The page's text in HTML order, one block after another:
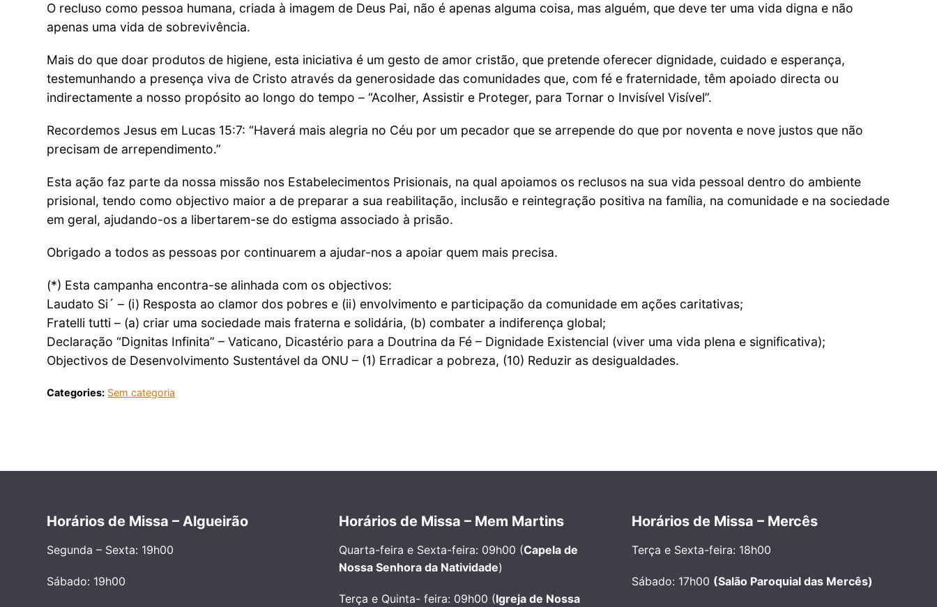
O recluso como pessoa humana, criada à imagem de Deus Pai, não é apenas alguma coisa, mas alguém, que deve ter uma vida digna e não
apenas uma vida de sobrevivência.
Mais do que doar produtos de higiene, esta iniciativa é um gesto de amor cristão, que pretende oferecer dignidade, cuidado e esperança,
testemunhando a presença viva de Cristo através da generosidade das comunidades que, com fé e fraternidade, têm apoiado directa ou
indirectamente a nosso propósito ao longo do tempo – “Acolher, Assistir e Proteger, para Tornar o Invisível Visível”.
Recordemos Jesus em Lucas 15:7: “Haverá mais alegria no Céu por um pecador que se arrepende do que por noventa e nove justos que não
precisam de arrependimento.”
Esta ação faz parte da nossa missão nos Estabelecimentos Prisionais, na qual apoiamos os reclusos na sua vida pessoal dentro do ambiente
prisional, tendo como objectivo maior a de preparar a sua reabilitação, inclusão e reintegração positiva na família, na comunidade e na sociedade
em geral, ajudando-os a libertarem-se do estigma associado à prisão.
Obrigado a todos as pessoas por continuarem a ajudar-nos a apoiar quem mais precisa.
(*) Esta campanha encontra-se alinhada com os objectivos:
Laudato Si´ – (i) Resposta ao clamor dos pobres e (ii) envolvimento e participação da comunidade em ações caritativas;
Fratelli tutti – (a) criar uma sociedade mais fraterna e solidária, (b) combater a indiferença global;
Declaração “Dignitas Infinita” – Vaticano, Dicastério para a Doutrina da Fé – Dignidade Existencial (viver uma vida plena e significativa);
Objectivos de Desenvolvimento Sustentável da ONU – (1) Erradicar a pobreza, (10) Reduzir as desigualdades.
Categories: Sem categoria
Horários de Missa – Algueirão
Segunda – Sexta: 19h00
Sábado: 19h00
Horários de Missa – Mem Martins
Quarta-feira e Sexta-feira: 09h00 (Capela de
Nossa Senhora da Natividade)
Terça e Quinta- feira: 09h00 (Igreja de Nossa
Horários de Missa – Mercês
Terça e Sexta-feira: 18h00
Sábado: 17h00 (Salão Paroquial das Mercês)